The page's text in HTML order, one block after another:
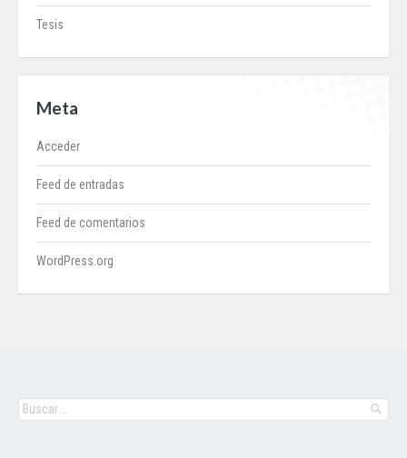
Tesis
Meta
Acceder
Feed de entradas
Feed de comentarios
WordPress.org